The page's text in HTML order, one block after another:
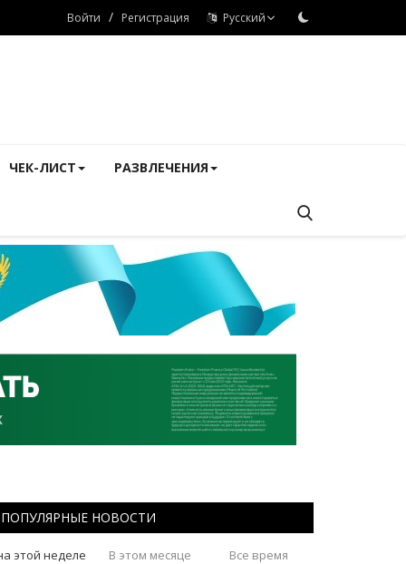
Войти / Регистрация Русский
ЧЕК-ЛИСТ РАЗВЛЕЧЕНИЯ
ПОПУЛЯРНЫЕ НОВОСТИ
этой неделе В этом месяце Все время